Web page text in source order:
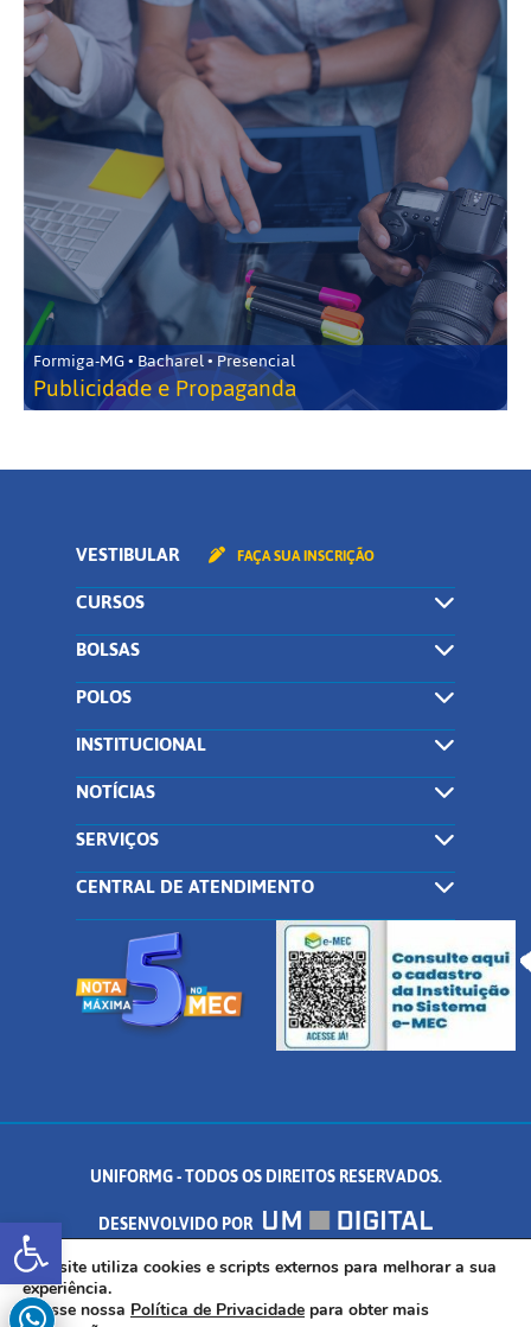
Abrir a barra de ferramentas
Formiga-MG • Bacharel • Presencial
Publicidade e Propaganda
VESTIBULAR FAÇA SUA INSCRIÇÃO
CURSOS
BOLSAS
POLOS
INSTITUCIONAL
NOTÍCIAS
SERVIÇOS
CENTRAL DE ATENDIMENTO
UNIFORMG - TODOS OS DIREITOS RESERVADOS.
DESENVOLVIDO POR
AV. DR. ARNALDO DE SENNA, 328 - PALMEIRAS, FORMIGA/MG - CEP:
35.574.530
Este site utiliza cookies e scripts externos para melhorar a sua
experiência.
Acesse nossa Política de Privacidade para obter mais